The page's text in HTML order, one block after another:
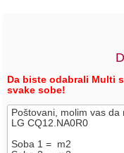
Da biste odabrali Multi
svake sobe!